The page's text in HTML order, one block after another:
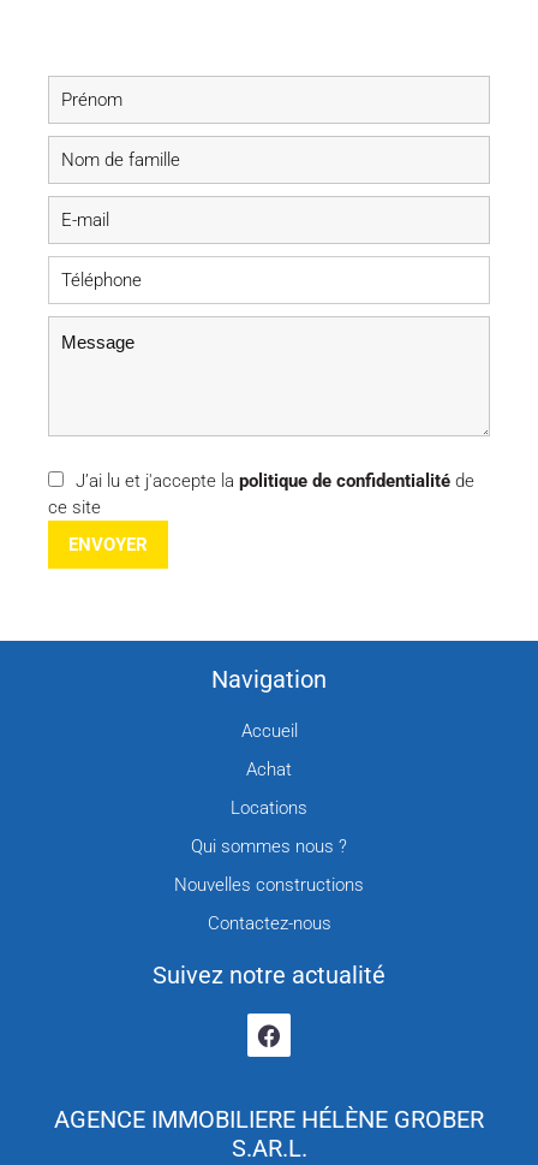
J’ai lu et j'accepte la politique de confidentialité de
ce site
ENVOYER
Navigation
Accueil
Achat
Locations
Qui sommes nous ?
Nouvelles constructions
Contactez-nous
Suivez notre actualité
AGENCE IMMOBILIERE HÉLÈNE GROBER
S.AR.L.